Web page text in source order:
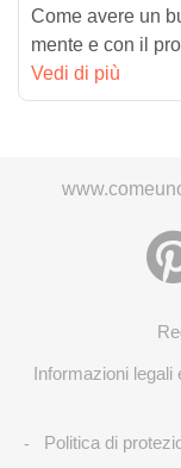
Come avere un
mente e con il
Vedi di più
Informazioni legali
- Politica di